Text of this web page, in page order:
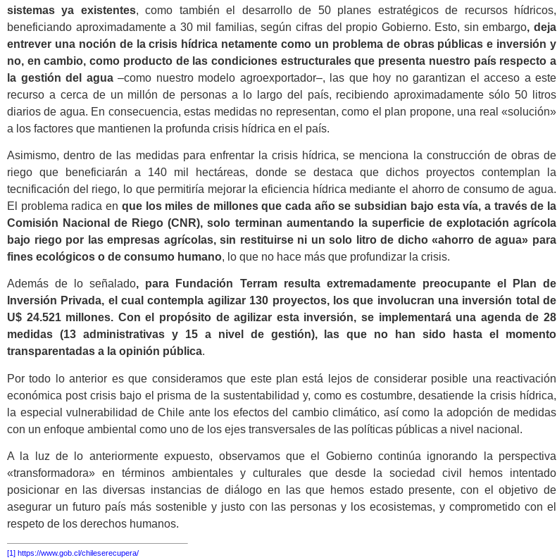
sistemas ya existentes, como también el desarrollo de 50 planes estratégicos de recursos hídricos,
beneficiando aproximadamente a 30 mil familias, según cifras del propio Gobierno. Esto, sin embargo, deja
entrever una noción de la crisis hídrica netamente como un problema de obras públicas e inversión y
no, en cambio, como producto de las condiciones estructurales que presenta nuestro país respecto a
la gestión del agua–como nuestro modelo agroexportador–, las que hoy no garantizan el acceso a este
recurso a cerca de un millón de personas a lo largo del país, recibiendo aproximadamente sólo 50 litros
diarios de agua. En consecuencia, estas medidas no representan, como el plan propone, una real «solución»
a los factores que mantienen la profunda crisis hídrica en el país.
Asimismo, dentro de las medidas para enfrentar la crisis hídrica, se menciona la construcción de obras de
riego que beneficiarán a 140 mil hectáreas, donde se destaca que dichos proyectos contemplan la
tecnificación del riego, lo que permitiría mejorar la eficiencia hídrica mediante el ahorro de consumo de agua.
El problema radica en que los miles de millones que cada año se subsidian bajo esta vía, a través de la
Comisión Nacional de Riego (CNR), solo terminan aumentando la superficie de explotación agrícola
bajo riego por las empresas agrícolas, sin restituirse ni un solo litro de dicho «ahorro de agua» para
fines ecológicos o de consumo humano, lo que no hace más que profundizar la crisis.
Además de lo señalado, para Fundación Terram resulta extremadamente preocupante el Plan de
Inversión Privada, el cual contempla agilizar 130 proyectos, los que involucran una inversión total de
U$ 24.521 millones. Con el propósito de agilizar esta inversión, se implementará una agenda de 28
medidas (13 administrativas y 15 a nivel de gestión), las que no han sido hasta el momento
transparentadas a la opinión pública.
Por todo lo anterior es que consideramos que este plan está lejos de considerar posible una reactivación
económica post crisis bajo el prisma de la sustentabilidad y, como es costumbre, desatiende la crisis hídrica,
la especial vulnerabilidad de Chile ante los efectos del cambio climático, así como la adopción de medidas
con un enfoque ambiental como uno de los ejes transversales de las políticas públicas a nivel nacional.
A la luz de lo anteriormente expuesto, observamos que el Gobierno continúa ignorando la perspectiva
«transformadora» en términos ambientales y culturales que desde la sociedad civil hemos intentado
posicionar en las diversas instancias de diálogo en las que hemos estado presente, con el objetivo de
asegurar un futuro país más sostenible y justo con las personas y los ecosistemas, y comprometido con el
respeto de los derechos humanos.
[1] https://www.gob.cl/chileserecupera/